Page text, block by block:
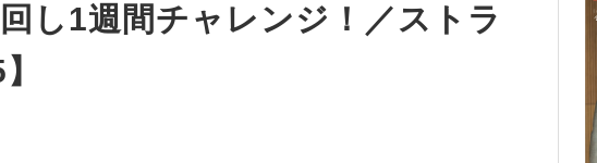
し1週間チャレンジ！／ストラ